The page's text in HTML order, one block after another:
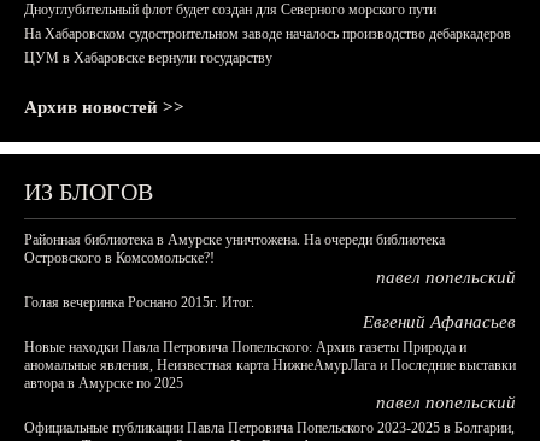
Дноуглубительный флот будет создан для Северного морского пути
На Хабаровском судостроительном заводе началось производство дебаркадеров
ЦУМ в Хабаровске вернули государству
Архив новостей >>
ИЗ БЛОГОВ
Районная библиотека в Амурске уничтожена. На очереди библиотека
Островского в Комсомольске?!
павел попельский
Голая вечеринка Роснано 2015г. Итог.
Евгений Афанасьев
Новые находки Павла Петровича Попельского: Архив газеты Природа и
аномальные явления, Неизвестная карта НижнеАмурЛага и Последние выставки
автора в Амурске по 2025
павел попельский
Официальные публикации Павла Петровича Попельского 2023-2025 в Болгарии,